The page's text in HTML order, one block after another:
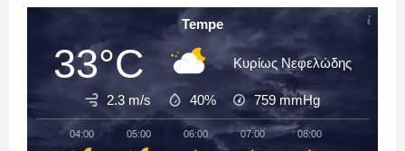
Tempe
33°C Κυρίως Νεφελώδης
2.3 m/s 40% 759 mmHg
04:00 05:00 06:00 07:00 08:00